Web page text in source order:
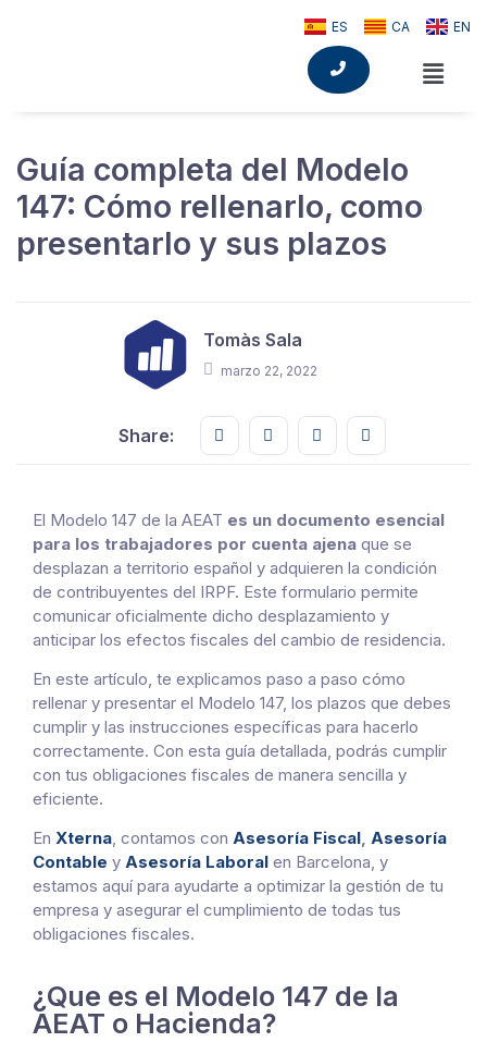
ES CA EN
Guía completa del Modelo
147: Cómo rellenarlo, como
presentarlo y sus plazos
Tomàs Sala
marzo 22, 2022
Share: Share this on FaceBook
Share this on Twitter
Share this on GMail
Share this on
El Modelo 147 de la AEAT es un documento esencial
para los trabajadores por cuenta ajena que se
desplazan a territorio español y adquieren la condición
de contribuyentes del IRPF. Este formulario permite
comunicar oficialmente dicho desplazamiento y
anticipar los efectos fiscales del cambio de residencia.
En este artículo, te explicamos paso a paso cómo
rellenar y presentar el Modelo 147, los plazos que debes
cumplir y las instrucciones específicas para hacerlo
correctamente. Con esta guía detallada, podrás cumplir
con tus obligaciones fiscales de manera sencilla y
eficiente.
En Xterna, contamos con Asesoría Fiscal, Asesoría
Contable y Asesoría Laboral en Barcelona, y
estamos aquí para ayudarte a optimizar la gestión de tu
empresa y asegurar el cumplimiento de todas tus
obligaciones fiscales.
¿Que es el Modelo 147 de la
AEAT o Hacienda?